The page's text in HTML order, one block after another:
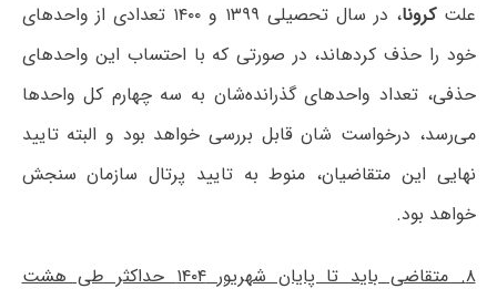
علتکرونا
، در سال تحصیلی ۱۳۹۹ و ۱۴۰۰ تعدادی از واحدهای
خود را حذف کردهاند، در صورتی که با احتساب این واحدهای
حذفی، تعداد واحدهای گذرانده‌شان به سه چهارم کل واحدها
می‌رسد، درخواست شان قابل بررسی خواهد بود و البته تایید
نهایی این متقاضیان، منوط به تایید پرتال سازمان سنجش
خواهد بود.
۸. متقاضی باید تا پایان شهریور ۱۴۰۴ حداکثر طی هشت